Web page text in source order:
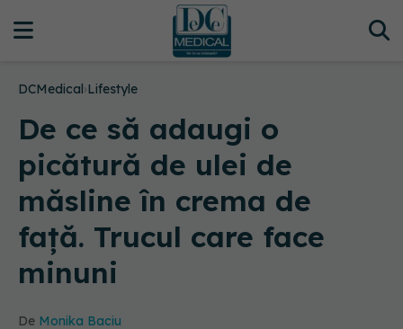
DCMedical›Lifestyle
De ce să adaugi o
picătură de ulei de
măsline în crema de
față. Trucul care face
minuni
De Monika Baciu